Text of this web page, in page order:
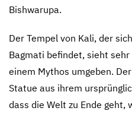
Bishwarupa.
Der Tempel von Kali, der
Bagmati befindet, sieht
einem Mythos umgeben.
Statue aus ihrem
dass die Welt zu Ende geht,